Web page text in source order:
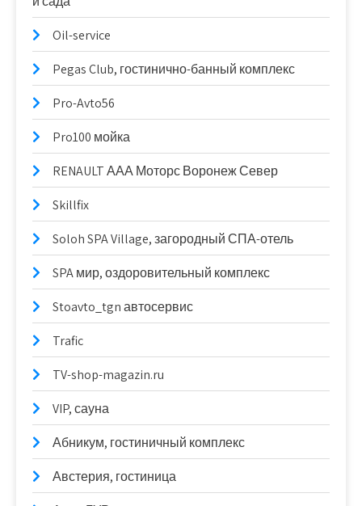
Oil-service
Pegas Club, гостинично-банный комплекс
Pro-Avto56
Pro100 мойка
RENAULT ААА Моторс Воронеж Север
Skillfix
Soloh SPA Village, загородный СПА-отель
SPA мир, оздоровительный комплекс
Stoavto_tgn автосервис
Trafic
TV-shop-magazin.ru
VIP, сауна
Абникум, гостиничный комплекс
Австерия, гостиница